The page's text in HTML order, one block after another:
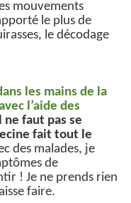
mouvements
le plus de
le décodage
les mains de la
l’aide des
ne faut pas se
fait tout le
des malades, je
de
! Je ne prends rien
faire.